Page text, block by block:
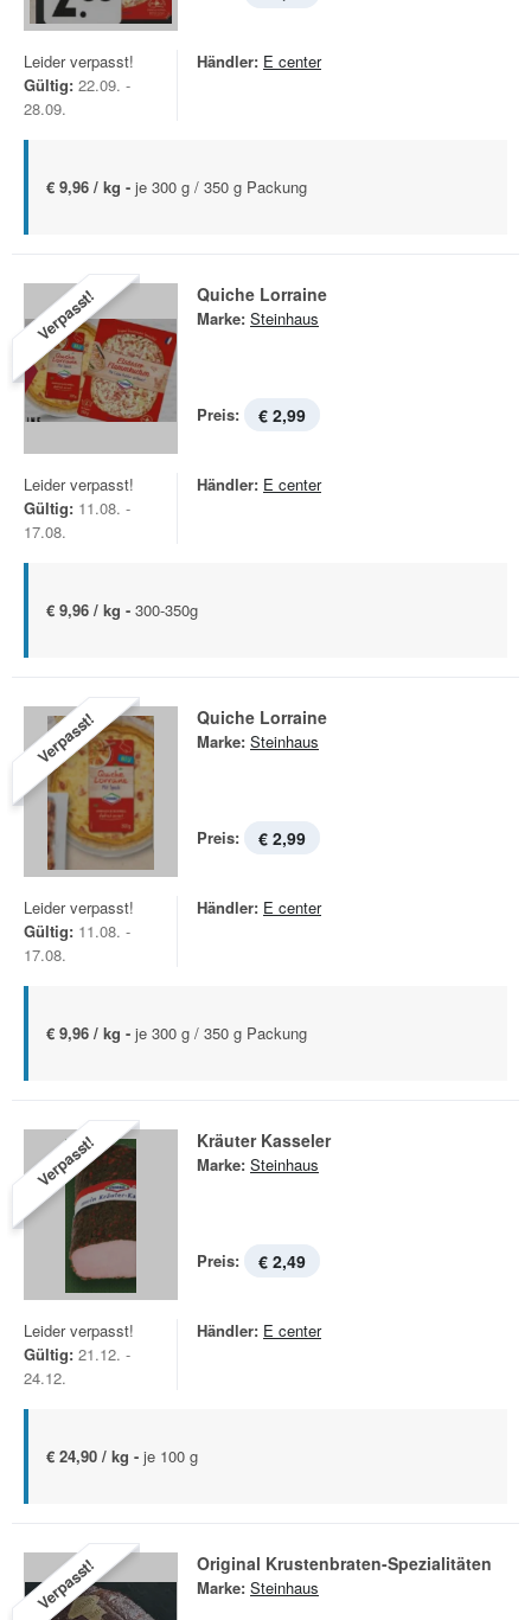
Leider verpasst!
Gültig: 22.09. -
28.09.
Händler: E center
€ 9,96 / kg - je 300 g / 350 g Packung
Verpasst! Quiche Lorraine
Marke: Steinhaus
Preis: € 2,99
Leider verpasst!
Gültig: 11.08. -
17.08.
Händler: E center
€ 9,96 / kg - 300-350g
Verpasst! Quiche Lorraine
Marke: Steinhaus
Preis: € 2,99
Leider verpasst!
Gültig: 11.08. -
17.08.
Händler: E center
€ 9,96 / kg - je 300 g / 350 g Packung
Verpasst! Kräuter Kasseler
Marke: Steinhaus
Preis: € 2,49
Leider verpasst!
Gültig: 21.12. -
24.12.
Händler: E center
€ 24,90 / kg - je 100 g
Verpasst! Original Krustenbraten-Spezialitäten
Marke: Steinhaus